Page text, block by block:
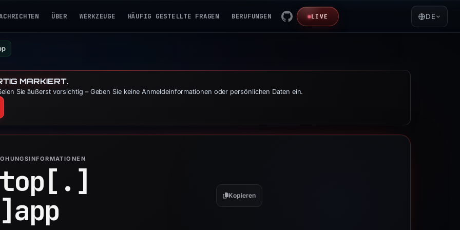
ÜBER WERKZEUGE HÄUFIG GESTELLTE FRAGEN BERUFUNGEN LIVE DE
MARKIERT.
Sie äußerst vorsichtig – Geben Sie keine Anmeldeinformationen oder persönlichen Daten ein.
app Kopieren